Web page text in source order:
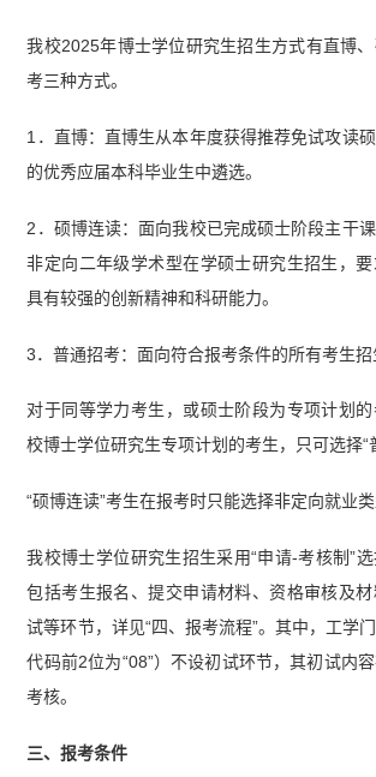
我校2025年博士学位研究生招生方式有直博
考三种方式。
1．直博：直博生从本年度获得推荐免试攻读
的优秀应届本科毕业生中遴选。
2．硕博连读：面向我校已完成硕士阶段主干
非定向二年级学术型在学硕士研究生招生，要
具有较强的创新精神和科研能力。
3．普通招考：面向符合报考条件的所有考生招
对于同等学力考生，或硕士阶段为专项计划
校博士学位研究生专项计划的考生，只可选择“
“硕博连读”考生在报考时只能选择非定向就业类
我校博士学位研究生招生采用“申请-考核制”
包括考生报名、提交申请材料、资格审核及
试等环节，详见“四、报考流程”。其中，工学
代码前2位为“08”）不设初试环节，其初试内
考核。
三、报考条件